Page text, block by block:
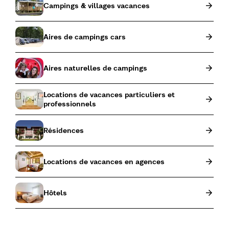
Campings & villages vacances
Aires de campings cars
Aires naturelles de campings
Locations de vacances particuliers et
professionnels
Résidences
Locations de vacances en agences
Hôtels